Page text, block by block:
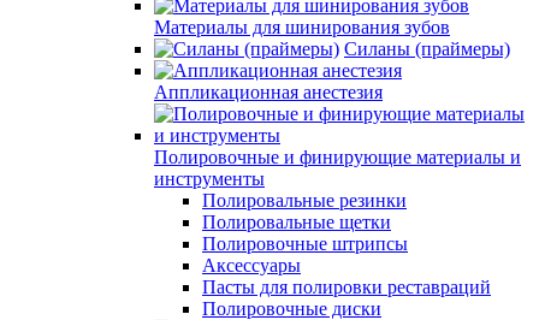
Материалы для шинирования зубов
Силаны (праймеры)
Аппликационная анестезия
Полировочные и финирующие материалы и
инструменты
Полировальные резинки
Полировальные щетки
Полировочные штрипсы
Аксессуары
Пасты для полировки реставраций
Полировочные диски